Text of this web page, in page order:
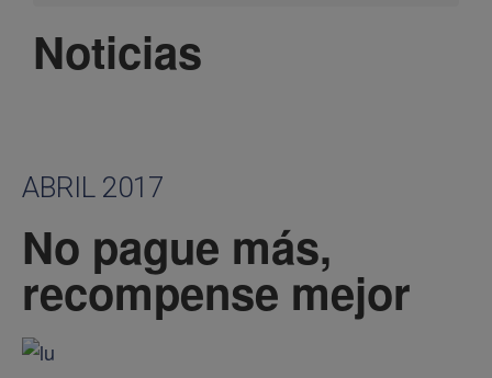
Noticias
ABRIL 2017
No pague más,
recompense mejor